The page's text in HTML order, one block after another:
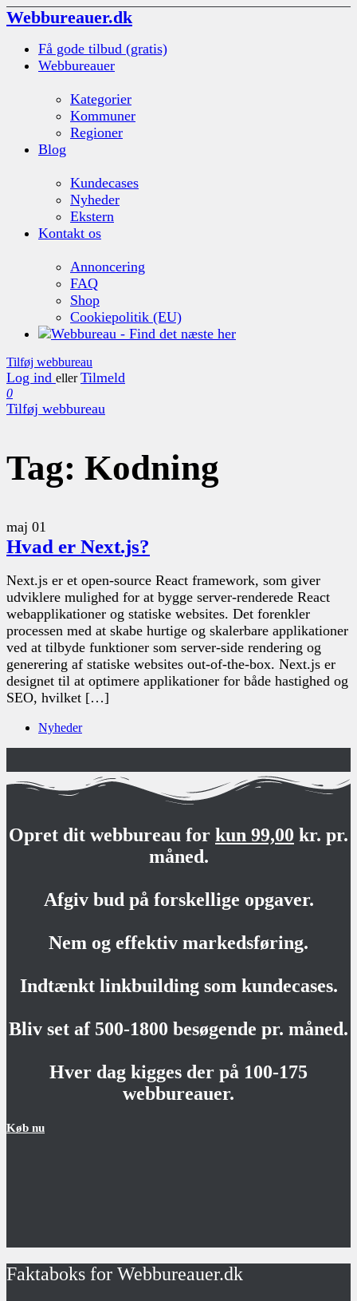
Webbureauer.dk
Få gode tilbud (gratis)
Webbureauer
Kategorier
Kommuner
Regioner
Blog
Kundecases
Nyheder
Ekstern
Kontakt os
Annoncering
FAQ
Shop
Cookiepolitik (EU)
Tilføj webbureau
Log ind eller Tilmeld
0
Tilføj webbureau
Tag: Kodning
maj 01
Hvad er Next.js?
Next.js er et open-source React framework, som giver
udviklere mulighed for at bygge server-renderede React
webapplikationer og statiske websites. Det forenkler
processen med at skabe hurtige og skalerbare applikationer
ved at tilbyde funktioner som server-side rendering og
generering af statiske websites out-of-the-box. Next.js er
designet til at optimere applikationer for både hastighed og
SEO, hvilket […]
Nyheder
Opret dit webbureau for kun 99,00 kr. pr.
måned.
Afgiv bud på forskellige opgaver.
Nem og effektiv markedsføring.
Indtænkt linkbuilding som kundecases.
Bliv set af 500-1800 besøgende pr. måned.
Hver dag kigges der på 100-175
webbureauer.
Køb nu
Faktaboks for Webbureauer.dk